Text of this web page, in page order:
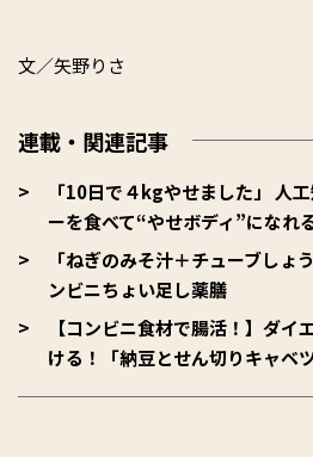
文／矢野りさ
連載・関連記事
「10日で４kgやせました」 人
ーを食べて“やせボディ”になれ
「ねぎのみそ汁＋チューブしょ
ンビニちょい足し薬膳
【コンビニ食材で腸活！】ダイ
ける！「納豆とせん切りキャベ